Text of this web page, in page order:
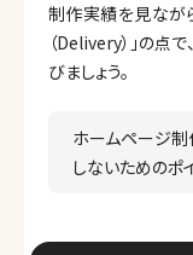
制作実績を見ながら
（Delivery）」の点
びましょう。
ホームページ
しないためのポ